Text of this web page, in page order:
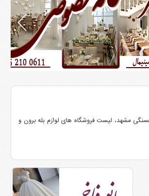
مشهد، لیست فروشگاه های لوازم بله برون و